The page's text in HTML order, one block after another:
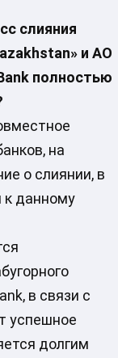
слияния
» и АО
ankполностью
на
о слиянии, в
к данному
в связи с
успешное
долгим